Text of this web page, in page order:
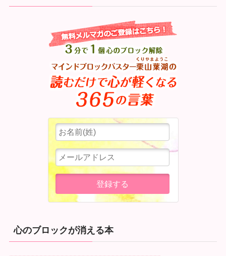
心のブロックが消える本